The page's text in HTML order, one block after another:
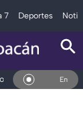
7 Deportes
Espectáculos
En Vivo